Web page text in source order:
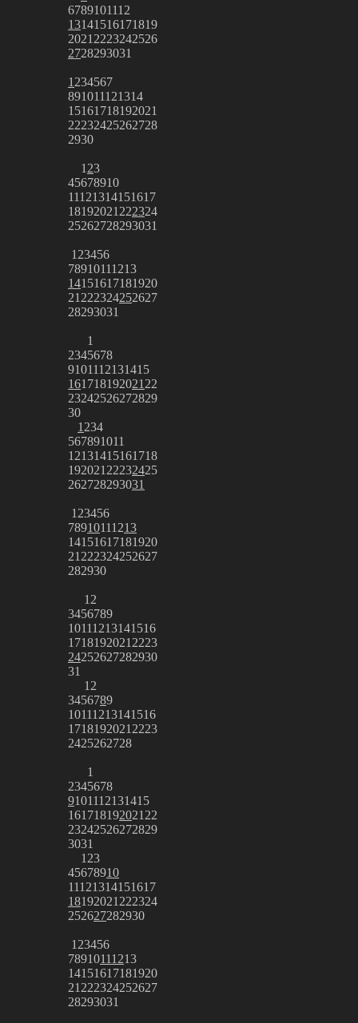
6789101112
13141516171819
2021 2223242526
2728293031
1 234567
891011121314
15161718192021
22232425262728
2930
1 23
45678910
11121314151617
18192021 222324
25262728293031
1 23456
78910111213
14151617181920
21 222324252627
28293031
1
2345678
9101112131415
161718192021 22
23242526272829
30
1 234
567891011
12131415161718
192021 22232425
262728293031
1 23456
78910111213
14151617181920
21 222324252627
282930
1 2
3456789
10111213141516
1718192021 2223
24252627282930
31
1 2
3456789
10111213141516
1718192021 2223
2425262728
1
2345678
9101112131415
161718192021 22
23242526272829
3031
1 23
45678910
11121314151617
18192021 222324
252627282930
1 23456
78910111213
14151617181920
21 222324252627
28293031